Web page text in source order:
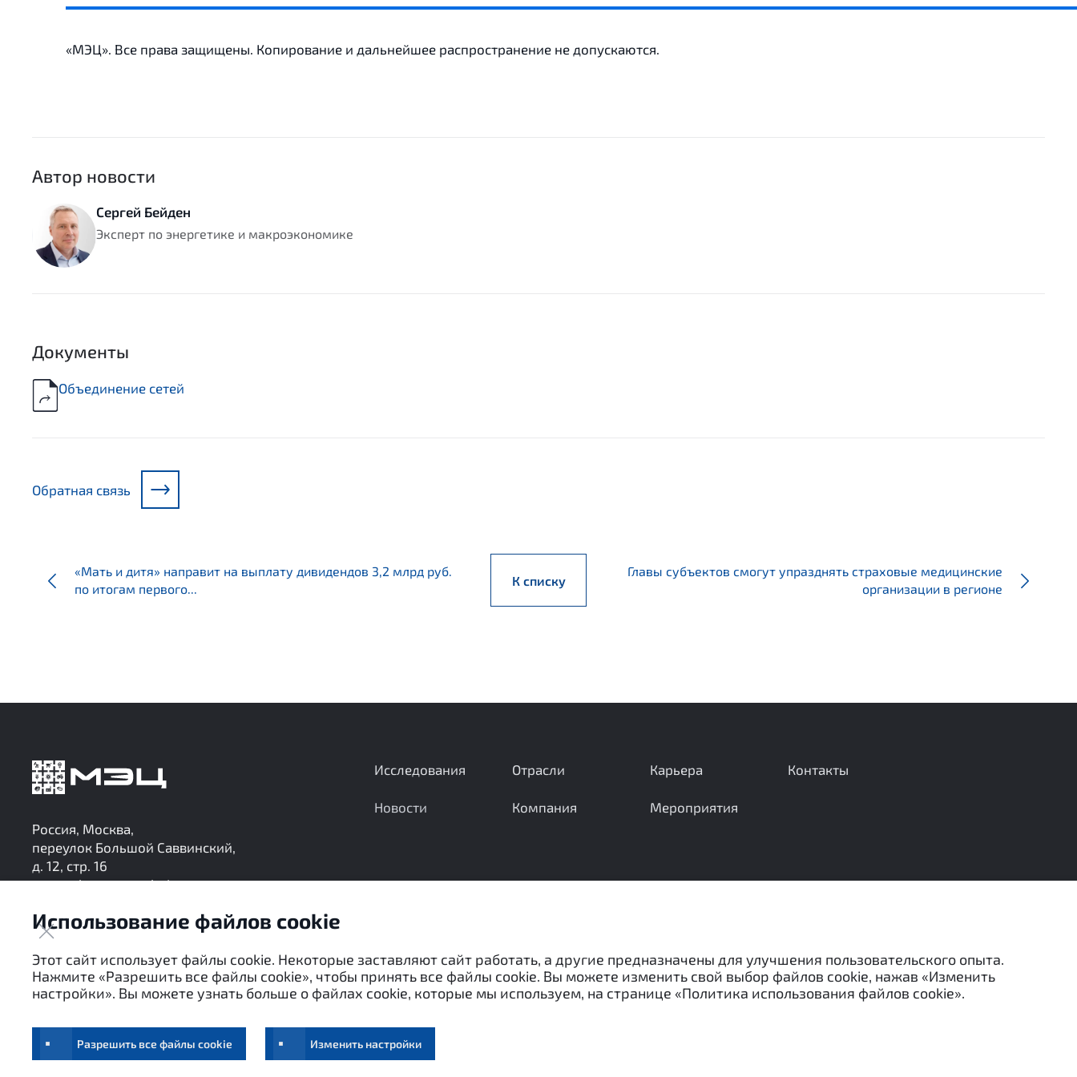
«МЭЦ». Все права защищены. Копирование и дальнейшее распространение не допускаются.
Автор новости
Сергей Бейден
Эксперт по энергетике и макроэкономике
Документы
Объединение сетей
Обратная связь
«Мать и дитя» направит на выплату дивидендов 3,2 млрд руб.
по итогам первого...
К списку
Главы субъектов смогут упразднять страховые медицинские
организации в регионе
Россия, Москва,
переулок Большой Саввинский,
д. 12, стр. 16
research@mec-analytics.ru
Исследования
Новости
Отрасли
Компания
Карьера
Мероприятия
Контакты
посредством цитирования или ссылки в средствах массовой информации) без письменного согласия авторов.
Условия использования
Использование файлов cookie
Этот сайт использует файлы cookie. Некоторые заставляют сайт работать, а другие предназначены для улучшения пользовательского опыта.
Нажмите «Разрешить все файлы cookie», чтобы принять все файлы cookie. Вы можете изменить свой выбор файлов cookie, нажав «Изменить
настройки». Вы можете узнать больше о файлах cookie, которые мы используем, на странице «Политика использования файлов cookie».
Разрешить все файлы cookie Изменить настройки